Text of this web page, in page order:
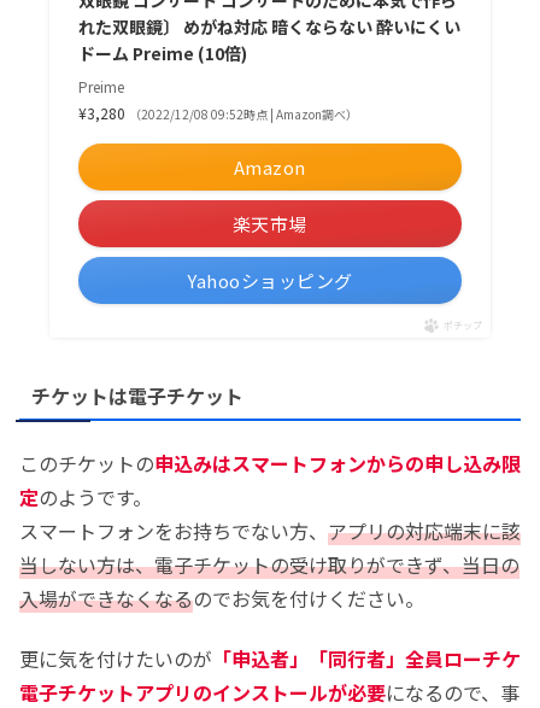
れた双眼鏡〕 めがね対応 暗くならない 酔いにくい
ドーム Preime (10倍)
Preime
¥3,280
（2022/12/08 09:52時点 | Amazon調べ）
Amazon
楽天市場
Yahooショッピング
ポチップ
チケットは電子チケット
このチケットの申込みはスマートフォンからの申し込み限
定のようです。
スマートフォンをお持ちでない方、 アプリの対応端末に該
当しない方は、電子チケットの受け取りができず、当日の
入場ができなくなるのでお気を付けください。
更に気を付けたいのが 「申込者」「同行者」全員ローチケ
電子チケットアプリのインストールが必要になるので、事